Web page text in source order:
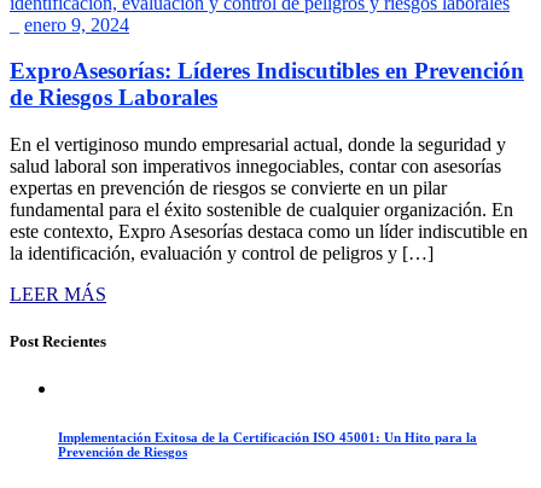
enero 9, 2024
ExproAsesorías: Líderes Indiscutibles en Prevención
de Riesgos Laborales
En el vertiginoso mundo empresarial actual, donde la seguridad y
salud laboral son imperativos innegociables, contar con asesorías
expertas en prevención de riesgos se convierte en un pilar
fundamental para el éxito sostenible de cualquier organización. En
este contexto, Expro Asesorías destaca como un líder indiscutible en
la identificación, evaluación y control de peligros y […]
LEER MÁS
Post Recientes
Implementación Exitosa de la Certificación ISO 45001: Un Hito para la
Prevención de Riesgos